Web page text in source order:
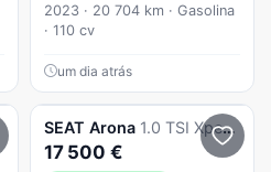
2023 · 20 704 km · Gasolina
· 110 cv
um dia atrás
SEAT Arona 1.0 TSI Xperience DSG
17 500 €